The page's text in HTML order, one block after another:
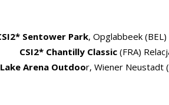
Sentower Park, Opglabbeek (BEL)
CSI2* Chantilly Classic(FRA)
Arena Outdoor, Wiener Neustadt